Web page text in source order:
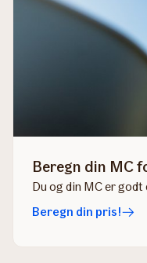
Beregn din MC
Du og din MC er
Beregn din pris!